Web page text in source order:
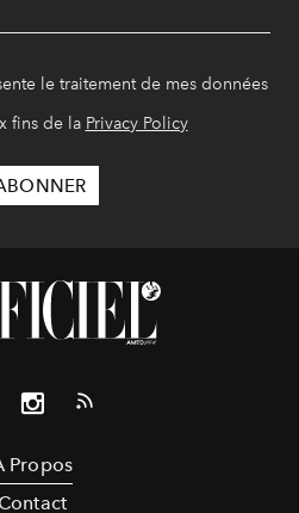
le traitement de mes données
fins de la Privacy Policy
Propos